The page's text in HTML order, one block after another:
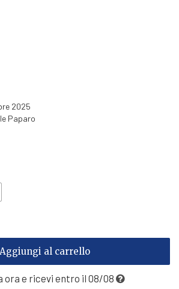
2025
Paparo
Aggiungi al carrello
ora e ricevi entro il 08/08